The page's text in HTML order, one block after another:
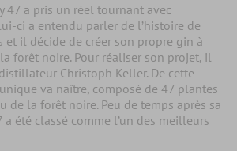
47 a pris un réel tournant avec
ci a entendu parler de l’histoire de
et il décide de créer son propre gin à
forêt noire. Pour réaliser son projet, il
Christoph Keller. De cette
va naître, composé de 47 plantes
de la forêt noire. Peu de temps après sa
a été classé comme l’un des meilleurs